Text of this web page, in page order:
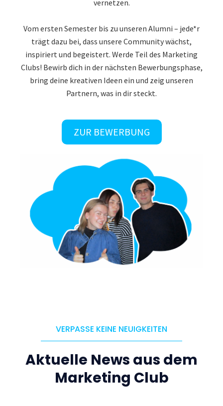
vernetzen.
Vom ersten Semester bis zu unseren Alumni – jede*r
trägt dazu bei, dass unsere Community wächst,
inspiriert und begeistert. Werde Teil des Marketing
Clubs! Bewirb dich in der nächsten Bewerbungsphase,
bring deine kreativen Ideen ein und zeig unseren
Partnern, was in dir steckt.
ZUR BEWERBUNG
VERPASSE KEINE NEUIGKEITEN
Aktuelle News aus dem
Marketing Club